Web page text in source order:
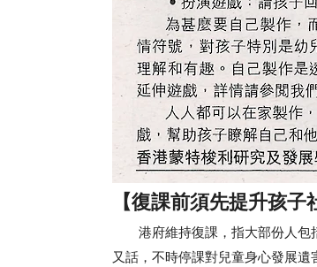
【復課前須先提升孩
港府維持復課，指大部份人包
又話，不時停課對兒童身心發展遺